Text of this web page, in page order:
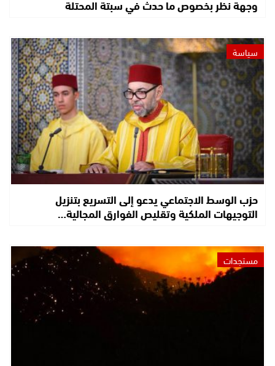
وجهة نظر بخصوص ما حدث في سبتة المحتلة
سياسة
حزب الوسط الاجتماعي يدعو إلى التسريع بتنزيل
التوجيهات الملكية وتقليص الفوارق المجالية…
مستجدات